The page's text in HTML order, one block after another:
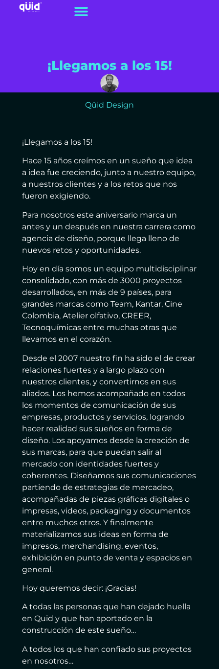
¡Llegamos a los 15!
Qüid Design
¡Llegamos a los 15!
Hace 15 años creímos en un sueño que idea
a idea fue creciendo, junto a nuestro equipo,
a nuestros clientes y a los retos que nos
fueron exigiendo.
Para nosotros este aniversario marca un
antes y un después en nuestra carrera como
agencia de diseño, porque llega lleno de
nuevos retos y oportunidades.
Hoy en día somos un equipo multidisciplinar
consolidado, con más de 3000 proyectos
desarrollados, en más de 9 países, para
grandes marcas como Team, Kantar, Cine
Colombia, Atelier olfativo, CREER,
Tecnoquímicas entre muchas otras que
llevamos en el corazón.
Desde el 2007 nuestro fin ha sido el de crear
relaciones fuertes y a largo plazo con
nuestros clientes, y convertirnos en sus
aliados. Los hemos acompañado en todos
los momentos de comunicación de sus
empresas, productos y servicios, logrando
hacer realidad sus sueños en forma de
diseño. Los apoyamos desde la creación de
sus marcas, para que puedan salir al
mercado con identidades fuertes y
coherentes. Diseñamos sus comunicaciones
partiendo de estrategias de mercadeo,
acompañadas de piezas gráficas digitales o
impresas, videos, packaging y documentos
entre muchos otros. Y finalmente
materializamos sus ideas en forma de
impresos, merchandising, eventos,
exhibición en punto de venta y espacios en
general.
Hoy queremos decir: ¡Gracias!
A todas las personas que han dejado huella
en Quid y que han aportado en la
construcción de este sueño…
A todos los que han confiado sus proyectos
en nosotros…